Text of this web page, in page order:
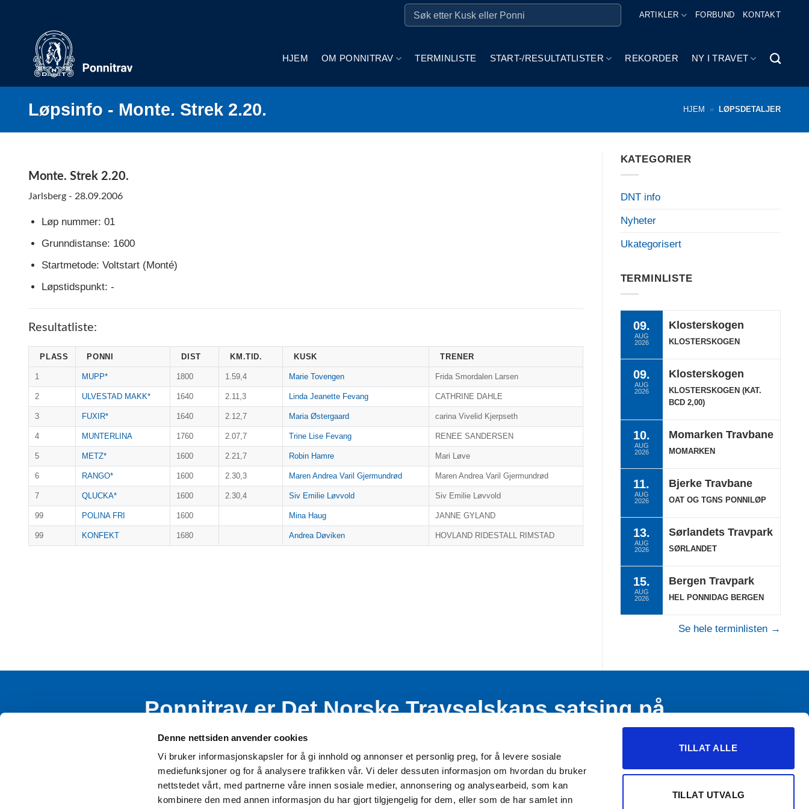
Denne nettsiden anvender cookies
Vi bruker informasjonskapsler for å gi innhold og annonser et personlig preg, for å levere sosiale
mediefunksjoner og for å analysere trafikken vår. Vi deler dessuten informasjon om hvordan du bruker
nettstedet vårt, med partnerne våre innen sosiale medier, annonsering og analysearbeid, som kan
kombinere den med annen informasjon du har gjort tilgjengelig for dem, eller som de har samlet inn
TILLAT ALLE
TILLAT UTVALG
ARTIKLER FORBUND KONTAKT
HJEM OM PONNITRAV TERMINLISTE START-/RESULTATLISTER REKORDER NY I TRAVET
Løpsinfo - Monte. Strek 2.20. HJEM » LØPSDETALJER
Monte. Strek 2.20.
Jarlsberg - 28.09.2006
Løp nummer: 01
Grunndistanse: 1600
Startmetode: Voltstart (Monté)
Løpstidspunkt: -
Resultatliste:
PLASS PONNI DIST KM.TID. KUSK TRENER
1 MUPP* 1800 1.59,4 Marie Tovengen Frida Smordalen Larsen
2 ULVESTAD MAKK* 1640 2.11,3 Linda Jeanette Fevang CATHRINE DAHLE
3 FUXIR* 1640 2.12,7 Maria Østergaard carina Vivelid Kjerpseth
4 MUNTERLINA 1760 2.07,7 Trine Lise Fevang RENEE SANDERSEN
5 METZ* 1600 2.21,7 Robin Hamre Mari Løve
6 RANGO* 1600 2.30,3 Maren Andrea Varil Gjermundrød Maren Andrea Varil Gjermundrød
7 QLUCKA* 1600 2.30,4 Siv Emilie Løvvold Siv Emilie Løvvold
99 POLINA FRI 1600 Mina Haug JANNE GYLAND
99 KONFEKT 1680 Andrea Døviken HOVLAND RIDESTALL RIMSTAD
KATEGORIER
DNT info
Nyheter
Ukategorisert
TERMINLISTE
09.
AUG
2026
Klosterskogen
KLOSTERSKOGEN
09.
AUG
2026
Klosterskogen
KLOSTERSKOGEN (KAT.
BCD 2,00)
10.
AUG
2026
Momarken Travbane
MOMARKEN
11.
AUG
2026
Bjerke Travbane
OAT OG TGNS PONNILØP
13.
AUG
2026
Sørlandets Travpark
SØRLANDET
15.
AUG
2026
Bergen Travpark
HEL PONNIDAG BERGEN
Se hele terminlisten →
Ponnitrav er Det Norske Travselskaps satsing på
rekrutterende virksomhet blant barn og ungdom